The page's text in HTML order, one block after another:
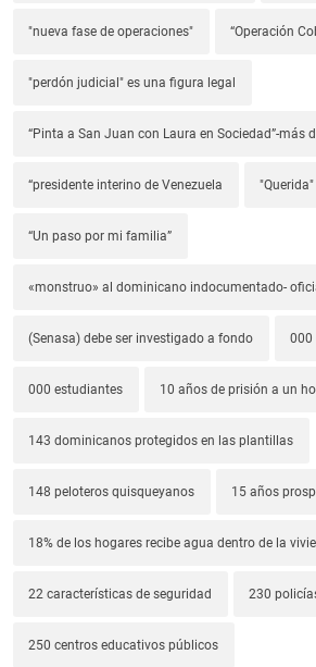
"nueva fase de operaciones" “Operación
"perdón judicial" es una figura legal
“Pinta a San Juan con Laura en Sociedad”-
“presidente interino de Venezuela "Querida"
“Un paso por mi familia”
«monstruo» al dominicano indocumentado-
(Senasa) debe ser investigado a fondo 000
000 estudiantes 10 años de prisión a un
143 dominicanos protegidos en las plantillas
148 peloteros quisqueyanos 15 años
18% de los hogares recibe agua dentro de la
22 características de seguridad 230
250 centros educativos públicos